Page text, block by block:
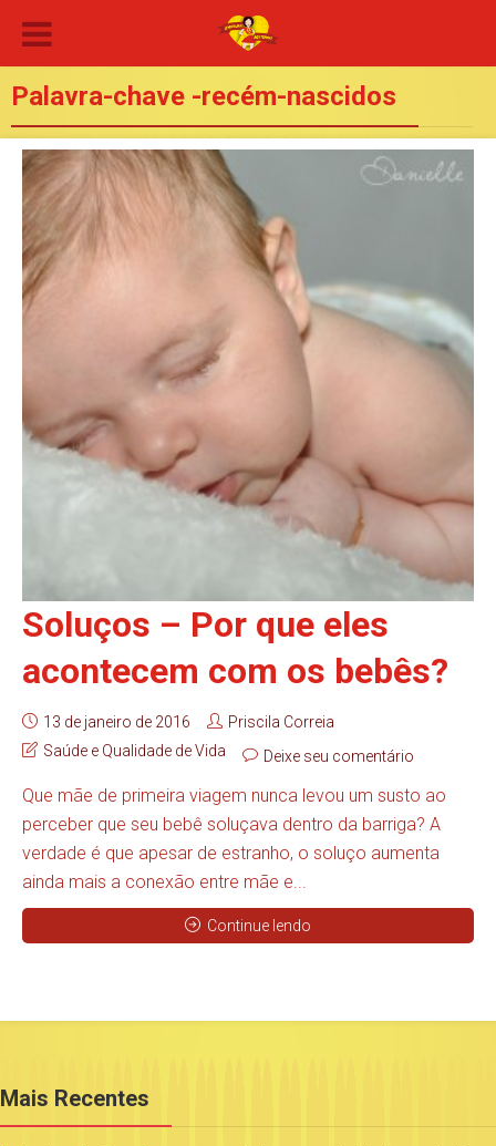
Palavra-chave -recém-nascidos
Soluços – Por que eles
acontecem com os bebês?
13 de janeiro de 2016
Priscila Correia
Saúde e Qualidade de Vida
Deixe seu comentário
Que mãe de primeira viagem nunca levou um susto ao
perceber que seu bebê soluçava dentro da barriga? A
verdade é que apesar de estranho, o soluço aumenta
ainda mais a conexão entre mãe e...
Continue lendo
Mais Recentes